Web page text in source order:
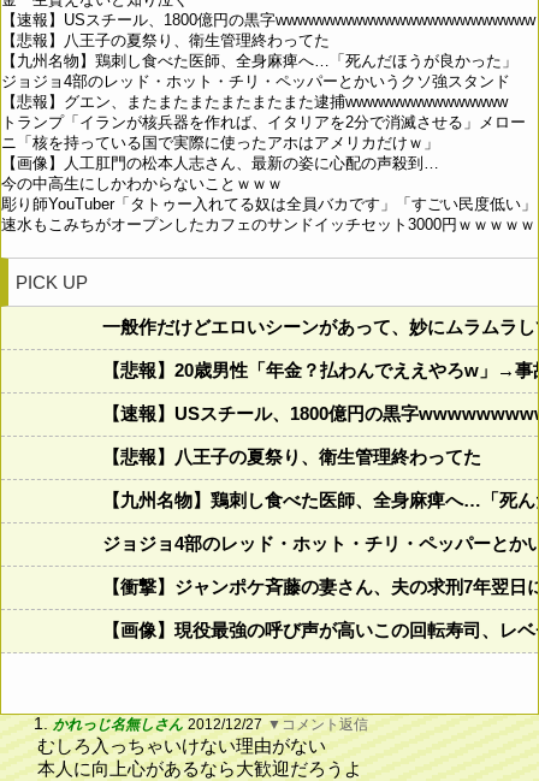
【速報】USスチール、1800億円の黒字wwwwwwwwwwwwwwwwwwwwwwww
【悲報】八王子の夏祭り、衛生管理終わってた
【九州名物】鶏刺し食べた医師、全身麻痺へ…「死んだほうが良かった」
ジョジョ4部のレッド・ホット・チリ・ペッパーとかいうクソ強スタンド
【悲報】グエン、またまたまたまたまたまた逮捕wwwwwwwwwwwwwww
トランプ「イランが核兵器を作れば、イタリアを2分で消滅させる」メロー
ニ「核を持っている国で実際に使ったアホはアメリカだけｗ」
【画像】人工肛門の松本人志さん、最新の姿に心配の声殺到…
今の中高生にしかわからないことｗｗｗ
彫り師YouTuber「タトゥー入れてる奴は全員バカです」「すごい民度低い」
速水もこみちがオープンしたカフェのサンドイッチセット3000円ｗｗｗｗｗ
PICK UP
一般作だけどエロいシーンがあって、妙にムラムラ
【悲報】20歳男性「年金？払わんでええやろw」→
【速報】USスチール、1800億円の黒字
【悲報】八王子の夏祭り、衛生管理終わってた
【九州名物】鶏刺し食べた医師、全身麻痺へ…「死
ジョジョ4部のレッド・ホット・チリ・ペッパーとか
【衝撃】ジャンポケ斉藤の妻さん、夫の求刑7年翌
【画像】現役最強の呼び声が高いこの回転寿司、
1. かれっじ名無しさん 2012/12/27 ▼コメント返信
むしろ入っちゃいけない理由がない
本人に向上心があるなら大歓迎だろうよ